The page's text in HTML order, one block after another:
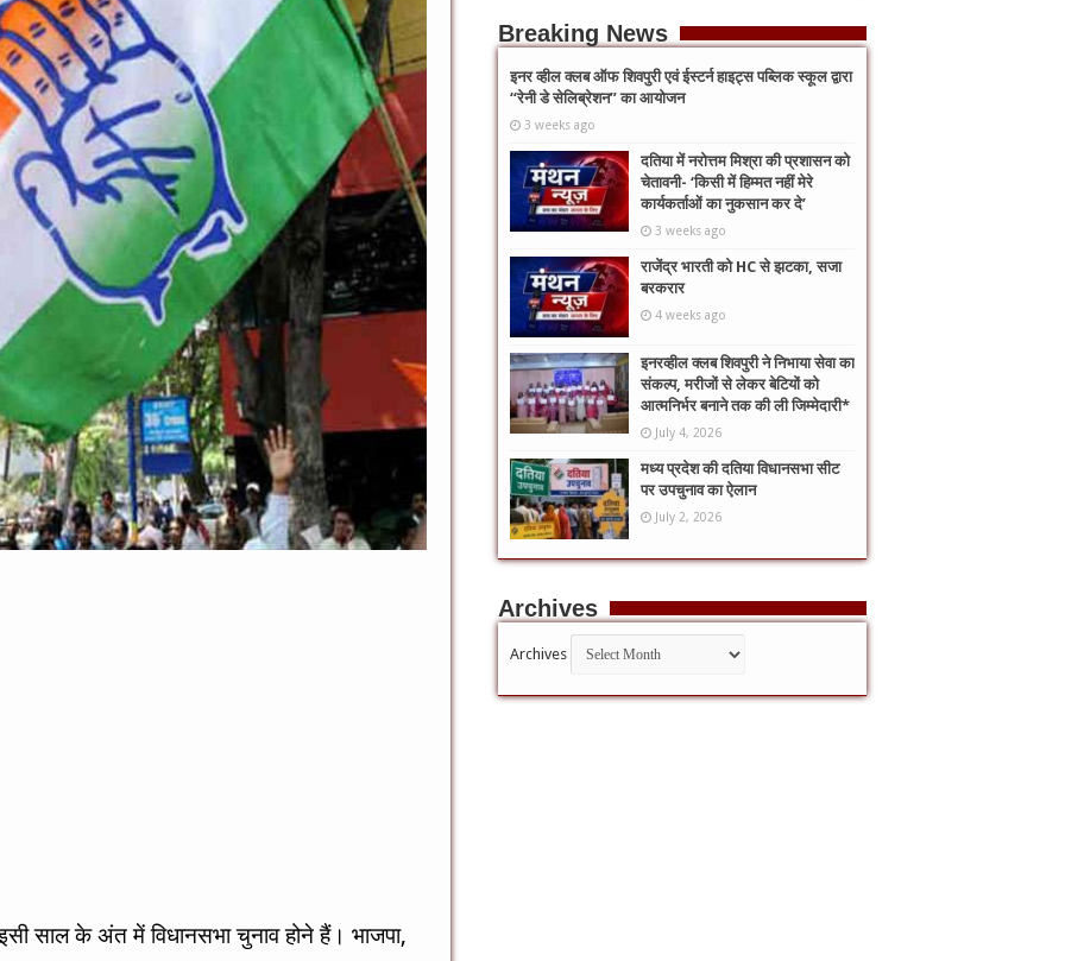
साल के अंत में विधानसभा चुनाव होने हैं। भाजपा,
Breaking News
इनर व्हील क्लब ऑफ शिवपुरी एवं ईस्टर्न हाइट्स पब्लिक स्कूल द्वारा
“रेनी डे सेलिब्रेशन” का आयोजन
3 weeks ago
दतिया में नरोत्तम मिश्रा की प्रशासन को
चेतावनी- ‘किसी में हिम्मत नहीं मेरे
कार्यकर्ताओं का नुकसान कर दे’
3 weeks ago
राजेंद्र भारती को HC से झटका, सजा
बरकरार
4 weeks ago
इनरव्हील क्लब शिवपुरी ने निभाया सेवा का
संकल्प, मरीजों से लेकर बेटियों को
आत्मनिर्भर बनाने तक की ली जिम्मेदारी*
July 4, 2026
मध्य प्रदेश की दतिया विधानसभा सीट
पर उपचुनाव का ऐलान
July 2, 2026
Archives
Archives